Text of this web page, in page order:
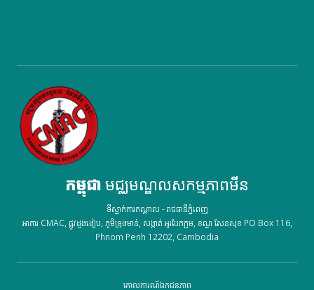
កម្ពុជាមជ្ឈមណ្ឌលសកម្មភាពមីន
ទីស្នាក់ការកណ្តាល - រាជធានីភ្នំពេញ
អាគារ CMAC, ផ្លូវដួងងៀប, ភូមិទ្រុងមាន់, សង្កាត់ អូរបែកក្អម, ខណ្ឌ សែនសុខ PO Box 116,
Phnom Penh 12202, Cambodia
គោលការណ៍ឯកជនភាព